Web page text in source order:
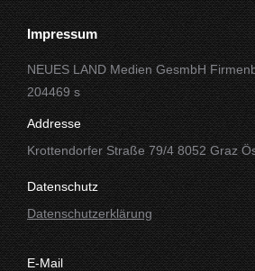
Impressum
NEUES LAND Medien GesmbH
204469 s
Addresse
Krottendorfer Straße 79/4 8052 Graz
Datenschutz
Datenschutzerklärung
E-Mail